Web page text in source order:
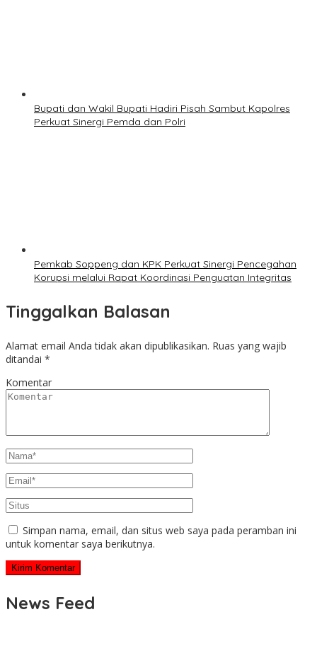
Bupati dan Wakil Bupati Hadiri Pisah Sambut Kapolres
Perkuat Sinergi Pemda dan Polri
Pemkab Soppeng dan KPK Perkuat Sinergi Pencegahan
Korupsi melalui Rapat Koordinasi Penguatan Integritas
Tinggalkan Balasan
Alamat email Anda tidak akan dipublikasikan. Ruas yang wajib
ditandai *
Komentar
Simpan nama, email, dan situs web saya pada peramban ini
untuk komentar saya berikutnya.
News Feed